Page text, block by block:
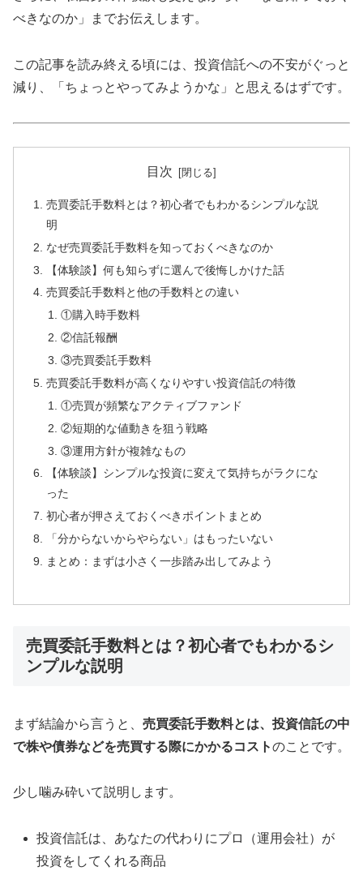
べきなのか」までお伝えします。
この記事を読み終える頃には、投資信託への不安がぐっと
減り、「ちょっとやってみようかな」と思えるはずです。
目次
売買委託手数料とは？初心者でもわかるシンプルな説
明
なぜ売買委託手数料を知っておくべきなのか
【体験談】何も知らずに選んで後悔しかけた話
売買委託手数料と他の手数料との違い
①購入時手数料
②信託報酬
③売買委託手数料
売買委託手数料が高くなりやすい投資信託の特徴
①売買が頻繁なアクティブファンド
②短期的な値動きを狙う戦略
③運用方針が複雑なもの
【体験談】シンプルな投資に変えて気持ちがラクにな
った
初心者が押さえておくべきポイントまとめ
「分からないからやらない」はもったいない
まとめ：まずは小さく一歩踏み出してみよう
売買委託手数料とは？初心者でもわかるシ
ンプルな説明
まず結論から言うと、 売買委託手数料とは、投資信託の中
で株や債券などを売買する際にかかるコストのことです。
少し噛み砕いて説明します。
投資信託は、あなたの代わりにプロ（運用会社）が
投資をしてくれる商品